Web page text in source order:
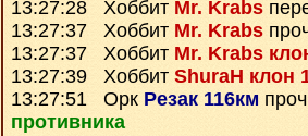
13:27:28 Хоббит Mr. Krabs
13:27:37 Хоббит Mr. Krabs
13:27:37 Хоббит Mr. Krabs
13:27:39 Хоббит ShuraH клон
13:27:51 Орк Резак 116км
противника